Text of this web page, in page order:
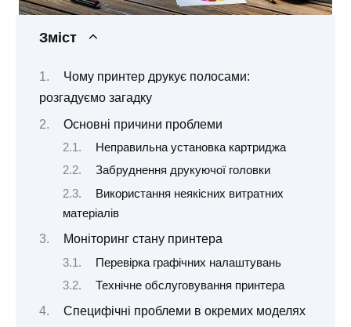
Зміст
Чому принтер друкує полосами:
розгадуємо загадку
Основні причини проблеми
Неправильна установка картриджа
Забруднення друкуючої головки
Використання неякісних витратних
матеріалів
Моніторинг стану принтера
Перевірка графічних налаштувань
Технічне обслуговування принтера
Специфічні проблеми в окремих моделях